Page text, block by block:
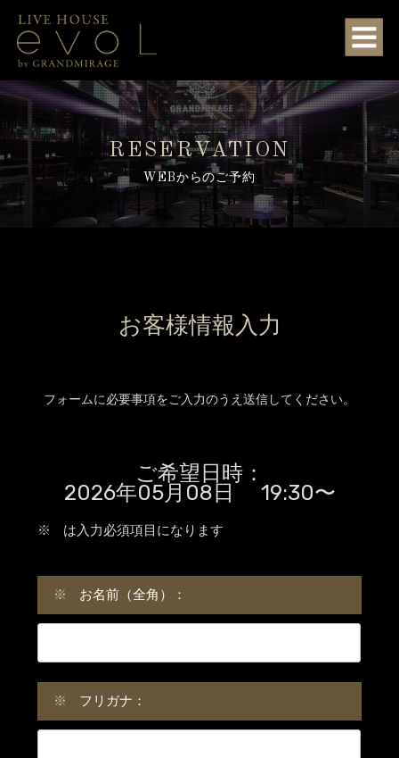
RESERVATION
WEBからのご予約
お客様情報入力
フォームに必要事項をご入力のうえ送信してください。
ご希望日時：
2026年05月08日 19:30〜
※ は入力必須項目になります
※ お名前（全角）：
※ フリガナ：